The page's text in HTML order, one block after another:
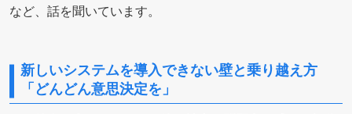
など、話を聞いています。
新しいシステムを導入できない壁と乗り越え方
「どんどん意思決定を」